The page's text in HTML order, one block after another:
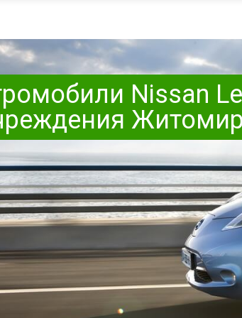
Nissan